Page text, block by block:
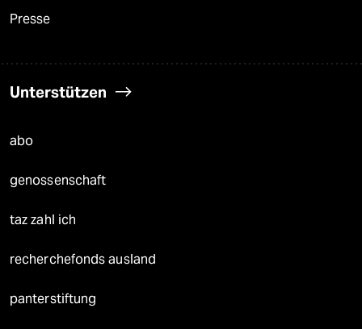
Presse
Unterstützen
abo
genossenschaft
taz zahl ich
recherchefonds ausland
panterstiftung